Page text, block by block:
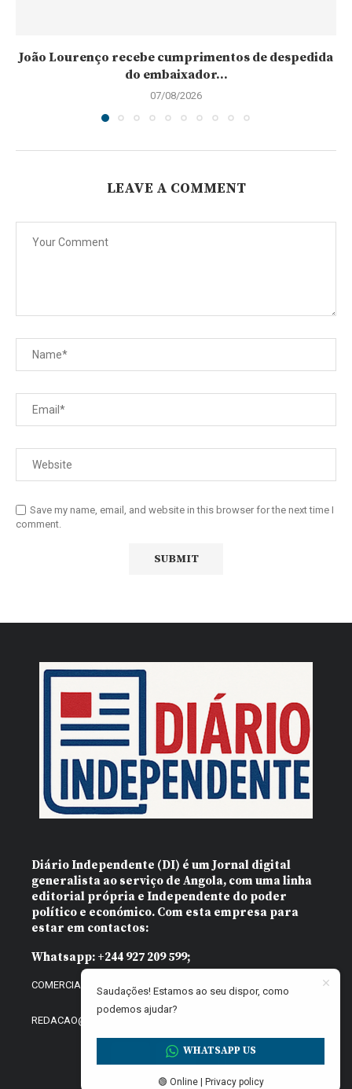
João Lourenço recebe cumprimentos de despedida
do embaixador...
07/08/2026
LEAVE A COMMENT
Save my name, email, and website in this browser for the next time I
comment.
Diário Independente (DI) é um Jornal digital
generalista ao serviço de Angola, com uma linha
editorial própria e Independente do poder
político e económico. Com esta empresa para
estar em contactos:
Whatsapp: +244 927 209 599;
COMERCIAL@DIARIOINDEPENDENTE.INFO
REDACAO@DIARIOINDEPENDENTE.INFO
Saudações! Estamos ao seu dispor, como
podemos ajudar?
WHATSAPP US
🟢 Online | Privacy policy